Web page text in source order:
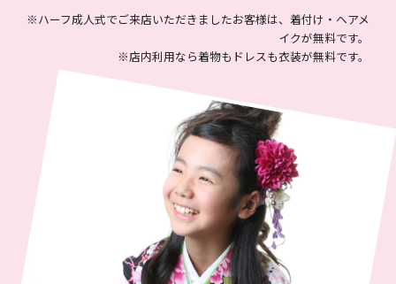
※ハーフ成人式でご来店いただきましたお客様は、着付け・ヘアメ
イクが無料です。
※店内利用なら着物もドレスも衣装が無料です。